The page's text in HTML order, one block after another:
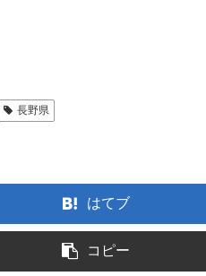
長野県
はてブ
コピー